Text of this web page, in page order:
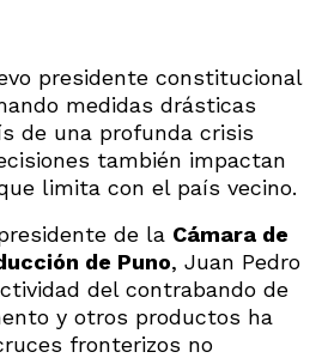
presidente constitucional
medidas drásticas
de una profunda crisis
también impactan
limita con el país vecino.
de la Cámara de
de Puno, Juan Pedro
del contrabando de
y otros productos ha
fronterizos no